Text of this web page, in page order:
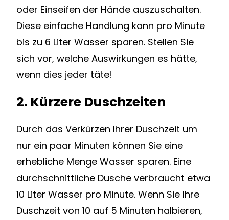
oder Einseifen der Hände auszuschalten.
Diese einfache Handlung kann pro Minute
bis zu 6 Liter Wasser sparen. Stellen Sie
sich vor, welche Auswirkungen es hätte,
wenn dies jeder täte!
2. Kürzere Duschzeiten
Durch das Verkürzen Ihrer Duschzeit um
nur ein paar Minuten können Sie eine
erhebliche Menge Wasser sparen. Eine
durchschnittliche Dusche verbraucht etwa
10 Liter Wasser pro Minute. Wenn Sie Ihre
Duschzeit von 10 auf 5 Minuten halbieren,